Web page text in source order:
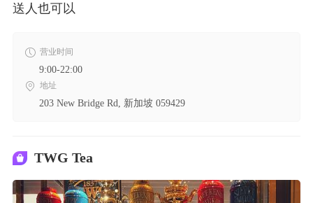
送人也可以
营业时间
9:00-22:00
地址
203 New Bridge Rd, 新加坡 059429
TWG Tea